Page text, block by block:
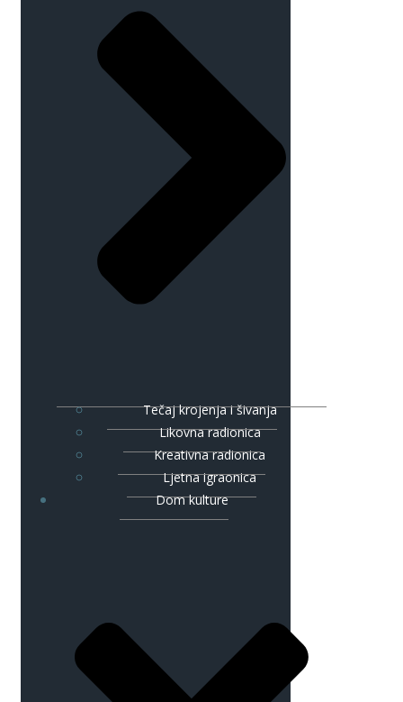
Tečaj krojenja i šivanja
Likovna radionica
Kreativna radionica
Ljetna igraonica
Dom kulture